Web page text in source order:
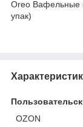
Oreo Вафельные
упак)
OZON